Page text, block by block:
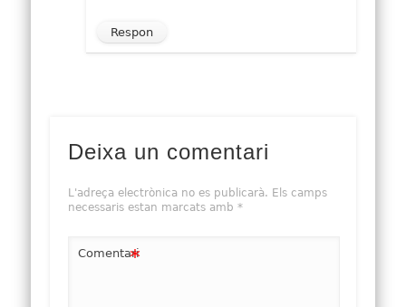
Respon
Deixa un comentari
L'adreça electrònica no es publicarà. Els camps
necessaris estan marcats amb *
Comentari
*